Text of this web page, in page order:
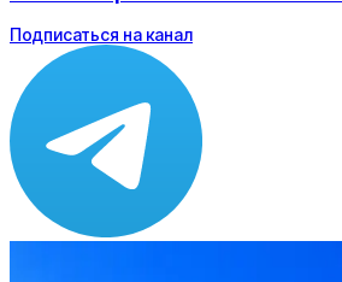
Подписаться на канал